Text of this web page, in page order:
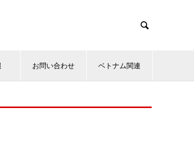

お問い合わせ ベトナム関連